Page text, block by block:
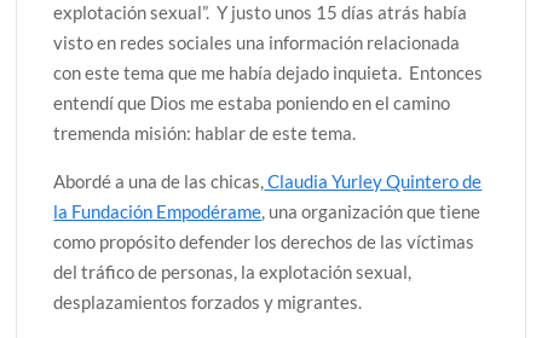
sagrada?
explotación sexual”. Y justo unos 15 días atrás había
visto en redes sociales una información relacionada
con este tema que me había dejado inquieta. Entonces
entendí que Dios me estaba poniendo en el camino
tremenda misión: hablar de este tema.
Abordé a una de las chicas,Claudia Yurley Quintero de
la Fundación Empodérame, una organización que tiene
como propósito defender los derechos de las víctimas
del tráfico de personas, la explotación sexual,
desplazamientos forzados y migrantes.